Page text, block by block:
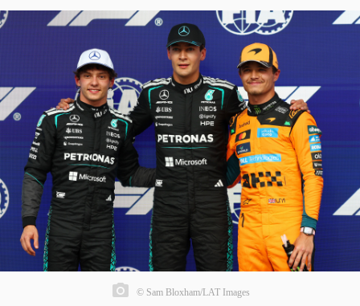
© Sam Bloxham/LAT Images